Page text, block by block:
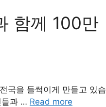
함께 100만
국을 들썩이게 만들고 있습
들과 … Read more